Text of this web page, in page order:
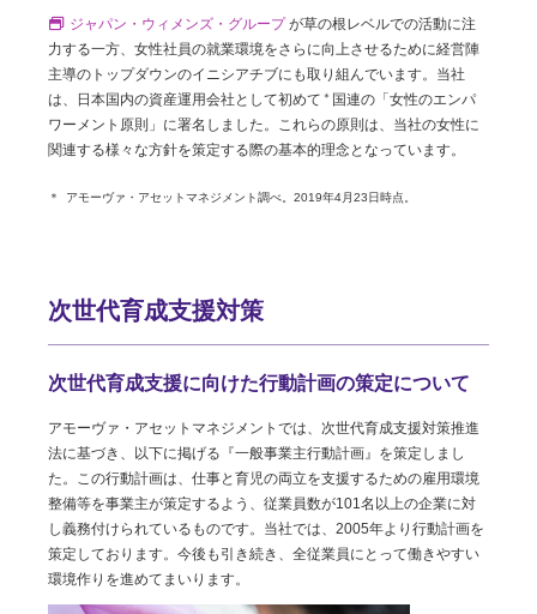
ジャパン・ウィメンズ・グループが草の根レベルでの活動に注
力する一方、⼥性社員の就業環境をさらに向上させるために経営陣
主導のトップダウンのイニシアチブにも取り組んでいます。当社
は、⽇本国内の資産運⽤会社として初めて ＊ 国連の「⼥性のエンパ
ワーメント原則」に署名しました。これらの原則は、当社の⼥性に
関連する様々な⽅針を策定する際の基本的理念となっています。
アモーヴァ・アセットマネジメント調べ。2019年4月23日時点。
次世代育成支援対策
次世代育成支援に向けた行動計画の策定について
アモーヴァ・アセットマネジメントでは、次世代育成⽀援対策推進
法に基づき、以下に掲げる『⼀般事業主⾏動計画』を策定しまし
た。この⾏動計画は、仕事と育児の両⽴を⽀援するための雇⽤環境
整備等を事業主が策定するよう、従業員数が101名以上の企業に対
し義務付けられているものです。当社では、2005年より⾏動計画を
策定しております。今後も引き続き、全従業員にとって働きやすい
環境作りを進めてまいります。